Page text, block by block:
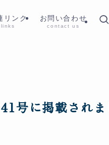
リンク
links
お問い合わせ
contact us
号に掲載され